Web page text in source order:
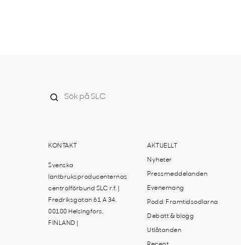
KONTAKT
Svenska
lantbruksproducenternas
centralförbund SLC r.f. |
Fredriksgatan 61 A 34,
00100 Helsingfors,
FINLAND |
AKTUELLT
Nyheter
Pressmeddelanden
Evenemang
Podd: Framtidsodlarna
Debatt & blogg
Utlåtanden